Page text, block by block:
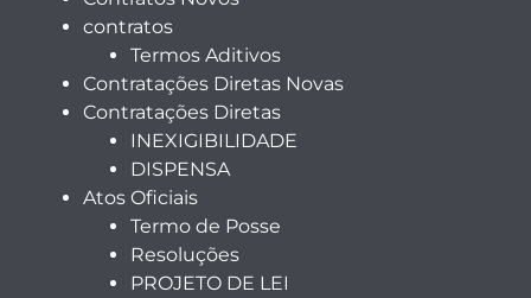
contratos
Termos Aditivos
Contratações Diretas Novas
Contratações Diretas
INEXIGIBILIDADE
DISPENSA
Atos Oficiais
Termo de Posse
Resoluções
PROJETO DE LEI